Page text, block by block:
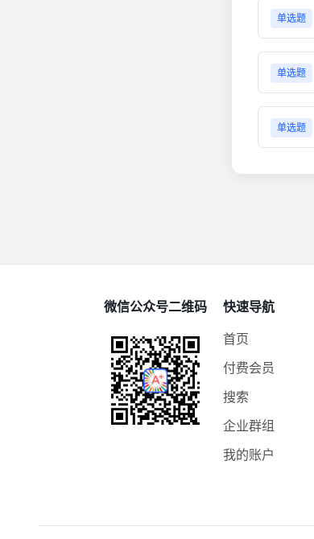
单选题
单选题
单选题
微信公众号二维码
快速导航
首页
付费会员
搜索
企业群组
我的账户